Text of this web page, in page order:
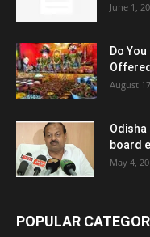
June 1,
Do
August
board
May 4,
POPULAR